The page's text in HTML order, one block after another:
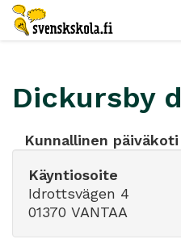
Dickursby
Kunnallinen päiväkoti
Käyntiosoite
Idrottsvägen 4
01370 VANTAA